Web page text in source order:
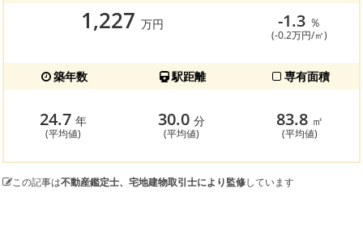
1,227 万円 -1.3 ％
(-0.2万円/㎡)
築年数 駅距離 専有面積
24.7 年
(平均値)
30.0 分
(平均値)
83.8 ㎡
(平均値)
この記事は不動産鑑定士、宅地建物取引士により監修しています